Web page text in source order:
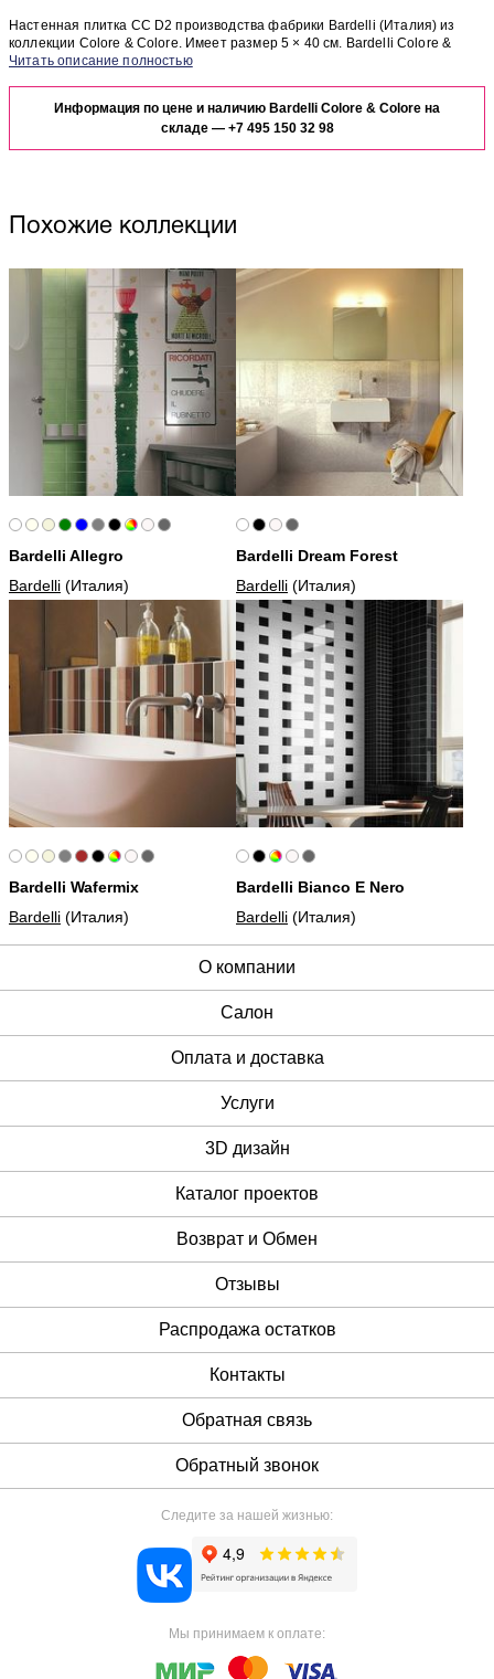
Настенная плитка CC D2 производства фабрики Bardelli (Италия) из
коллекции Colore & Colore. Имеет размер 5 × 40 см. Bardelli Colore &
Colore CC D2 отлично сочетается с другими элементами коллекции
отделке Вашего помещения, закажите бесплатный дизайн-проект с
использованием элементов коллекции Bardelli Colore & Colore.
Информация по цене и наличию Bardelli Colore & Colore на
складе — +7 495 150 32 98
Похожие коллекции
Bardelli Allegro
Bardelli (Италия)
Bardelli Dream Forest
Bardelli (Италия)
Bardelli Wafermix
Bardelli (Италия)
Bardelli Bianco E Nero
Bardelli (Италия)
О компании
Cалон
Оплата и доставка
Услуги
3D дизайн
Каталог проектов
Возврат и Обмен
Отзывы
Распродажа остатков
Контакты
Обратная связь
Обратный звонок
Следите за нашей жизнью:
Мы принимаем к оплате: